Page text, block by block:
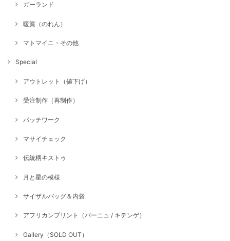
ガーランド
暖簾（のれん）
マトマイニ・その他
Special
アウトレット（値下げ）
受注制作（再制作）
パッチワーク
マサイチェック
伝統柄キストゥ
月と星の模様
サイザルバッグ＆内袋
アフリカンプリント（パーニュ / キテンゲ）
Gallery（SOLD OUT）